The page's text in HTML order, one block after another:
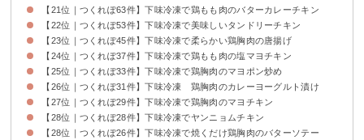
【21位｜つくれぽ63件】下味冷凍で鶏もも肉のバターカレーチキン
【22位｜つくれぽ53件】下味冷凍で美味しいタンドリーチキン
【23位｜つくれぽ45件】下味冷凍で柔らかい鶏胸肉の唐揚げ
【24位｜つくれぽ37件】下味冷凍で鶏もも肉の塩マヨチキン
【25位｜つくれぽ33件】下味冷凍で鶏胸肉のマヨポン炒め
【26位｜つくれぽ31件】下味冷凍 鶏胸肉のカレーヨーグルト漬け
【27位｜つくれぽ29件】下味冷凍で鶏胸肉のマヨチキン
【28位｜つくれぽ28件】下味冷凍でヤンニョムチキン
【28位｜つくれぽ26件】下味冷凍で焼くだけ鶏胸肉のバターソテー